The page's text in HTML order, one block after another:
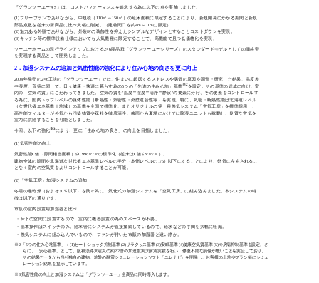
『グランツーユーWS』は、コストパフォーマンスを追求する為に以下の点を実施しました。
(1)フリープランでありながら、中規模（110㎡～150㎡）の延床面積に限定することにより、新規開発にかかる期間と新規
部品点数を従来の新商品に比べ大幅に削減。（建物間口を約4m～11mに限定）
(2)魅力ある外観でありながら、外装材の装飾性を抑えたシンプルなデザインとすることコストダウンを実現。
(3)キッチン等の標準設備仕様においても人気機種に限定することで、高機能で且つ低価格化を実現。
ツーユーホームの現行ラインアップにおける2×6商品群「グランツーユーシリーズ」のスタンダードモデルとしての価格帯
を実現する商品として開発しました。
2．加湿システムの追加と気密性能の強化により住み心地の良さを更に向上
2004年発売の2×6工法の「グランツーユー」では、住まいに起因するストレスや病気の原因を調査・研究した結果、温度差
や湿度、音等に関して、日々健康・快適に暮らす為の5つの「先進の住み心地」基準※2を設定。その基準の達成に向け、室
内の「空気の質」にこだわってきました。空気の質を"温度""湿度""清浄""静寂"の要素に分け、その要素をコントロールす
る為に、国内トップレベルの躯体性能（断熱性・気密性・外壁遮音性等）を実現。特に、気密・断熱性能は北海道レベル
（次世代省エネ基準Ⅰ地域）の基準を全国で標準化、またオリジナルの第一種換気システム「空気工房」を標準採用し、
高性能フィルターが外気から汚染物質や花粉を徹底清浄、梅雨から夏場にかけては除湿ユニットも稼動し、良質な空気を
室内に供給することを可能としました。
今回、以下の強化※3により、更に「住み心地の良さ」の向上を目指しました。
(1)気密性能の向上
気密性能C値（隙間相当面積）≦0.99c㎡/㎡の標準化（従来はC値≦2c㎡/㎡）。
建物全体の隙間を北海道次世代省エネ基準レベルの半分（本州レベルの1/5）以下にすることにより、外気に左右されるこ
となく室内の空気質をよりコントロールすることが可能。
(2)「空気工房」加湿システムの追加
冬場の過乾燥（およそ30％以下）を防ぐ為に、気化式の加湿システムを「空気工房」に組み込みました。本システムの特
徴は以下の通りです。
市販の室内設置用加湿器と比べ、
・床下の空間に設置するので、室内に機器設置の為のスペースが不要。
・基本操作はスイッチのみ。給水管にシステムが直接接続しているので、給水などの手間を大幅に軽減。
・換気システムに組み込んでいるので、ファンが付いた市販の加湿器と違い静か。
※2 「5つの住み心地基準」：(1)ヒートショック抑制基準 (2)リラクッス基準 (3)安眠基準 (4)健康空気質基準 (5)冷房病抑制基準を設定。さ
らに、「安心基準」として、阪神淡路大震災の約2.2倍の加速度実大耐震実験を行い、修復不能な損傷が無いことを実証しており、
その結果データから当社独自の建物、地盤の耐震シミュレーションソフト「ユレナビ」を開発し、お客様の土地やプラン毎にシミュ
レーション結果を提示しています。
※3 気密性能の向上と加湿システムは「グランツーユー」全商品に同時導入します。